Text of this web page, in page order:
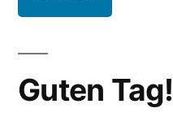
Guten Tag!